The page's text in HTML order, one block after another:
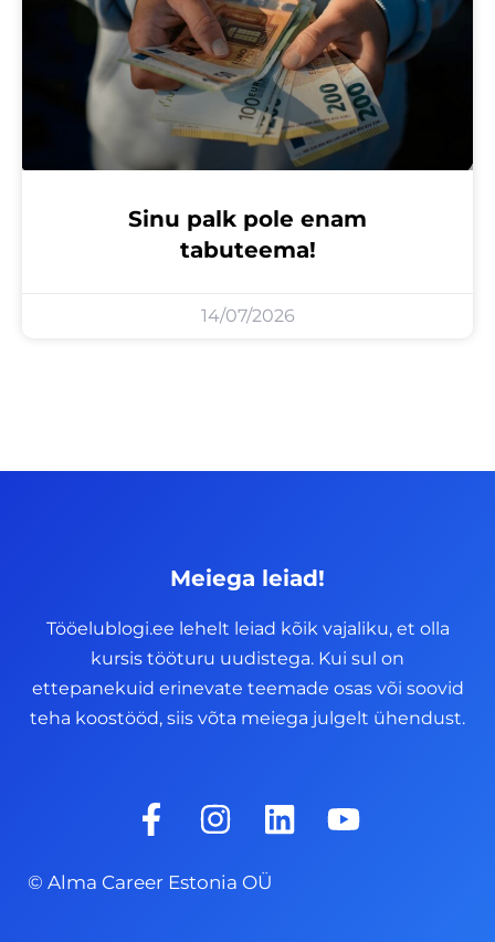
Sinu palk pole enam
tabuteema!
14/07/2026
Meiega leiad!
Tööelublogi.ee lehelt leiad kõik vajaliku, et olla
kursis tööturu uudistega. Kui sul on
ettepanekuid erinevate teemade osas või soovid
teha koostööd, siis võta meiega julgelt ühendust.
F
a
e
I
n
s
t
L
i
Y
o
© Alma Career Estonia OÜ